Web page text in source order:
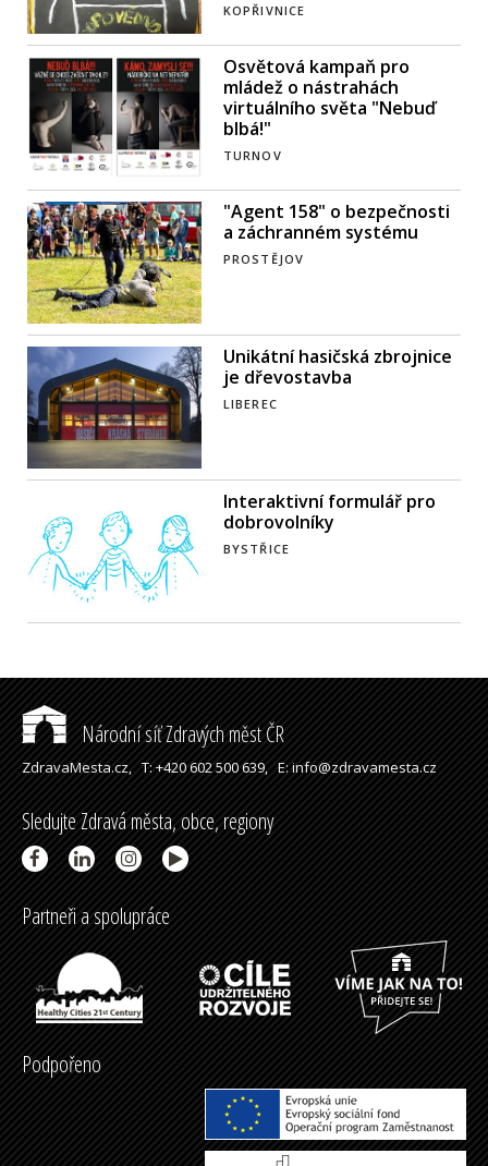
KOPŘIVNICE
Osvětová kampaň pro
mládež o nástrahách
virtuálního světa "Nebuď
blbá!"
TURNOV
"Agent 158" o bezpečnosti
a záchranném systému
PROSTĚJOV
Unikátní hasičská zbrojnice
je dřevostavba
LIBEREC
Interaktivní formulář pro
dobrovolníky
BYSTŘICE
Národní síť Zdravých měst ČR
ZdravaMesta.cz,T: +420 602 500 639,E: info@zdravamesta.cz
Sledujte Zdravá města, obce, regiony
Partneři a spolupráce
Podpořeno